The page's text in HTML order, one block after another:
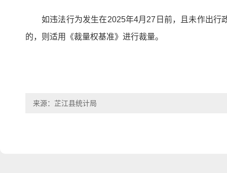
如违法行为发生在2025年4月27日前，且未作出
的，则适用《裁量权基准》进行裁量。
来源：芷江县统计局